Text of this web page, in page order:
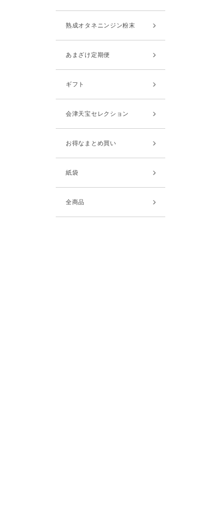
熟成オタネニンジン粉末
あまざけ定期便
ギフト
会津天宝セレクション
お得なまとめ買い
紙袋
全商品